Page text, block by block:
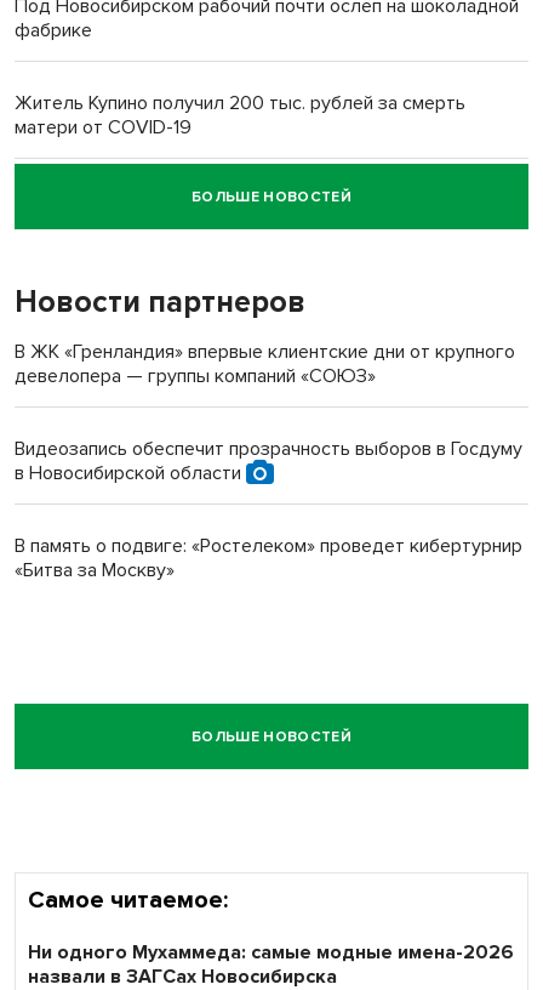
Под Новосибирском рабочий почти ослеп на шоколадной
фабрике
Житель Купино получил 200 тыс. рублей за смерть
матери от COVID-19
Новосибирский суд наказал водителя за смерть
пенсионерки на вокзале
БОЛЬШЕ НОВОСТЕЙ
Новости партнеров
В ЖК «Гренландия» впервые клиентские дни от крупного
девелопера — группы компаний «СОЮЗ»
Видеозапись обеспечит прозрачность выборов в Госдуму
в Новосибирской области
В память о подвиге: «Ростелеком» проведет кибертурнир
«Битва за Москву»
БОЛЬШЕ НОВОСТЕЙ
Самое читаемое:
Ни одного Мухаммеда: самые модные имена-2026
назвали в ЗАГСах Новосибирска